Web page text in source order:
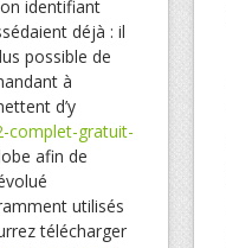
identifiant
déjà : il
possible de
à
d’y
complet-gratuit-
afin de
utilisés
télécharger